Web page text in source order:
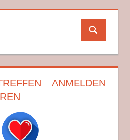
Suchen
– ANMELDEN